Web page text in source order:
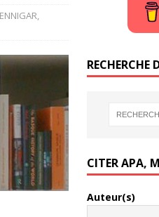
,
RECHERCHE
CITER APA,
Auteur(s)